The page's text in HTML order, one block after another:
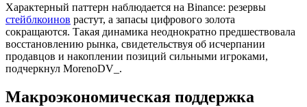
Характерный паттерн наблюдается на Binance: резервы
стейблкоинов растут, а запасы цифрового золота
сокращаются. Такая динамика неоднократно предшествовала
восстановлению рынка, свидетельствуя об исчерпании
продавцов и накоплении позиций сильными игроками,
подчеркнул MorenoDV_.
Макроэкономическая поддержка